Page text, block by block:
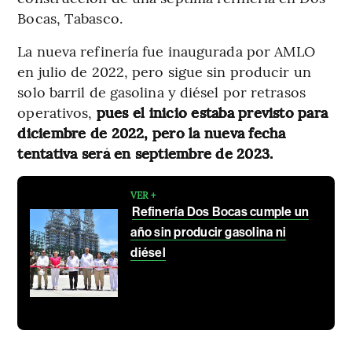
Bocas, Tabasco.
La nueva refinería fue inaugurada por AMLO
en julio de 2022, pero sigue sin producir un
solo barril de gasolina y diésel por retrasos
operativos, pues el inicio estaba previsto para
diciembre de 2022, pero la nueva fecha
tentativa será en septiembre de 2023.
VER +
Refinería Dos Bocas cumple un
año sin producir gasolina ni
diésel